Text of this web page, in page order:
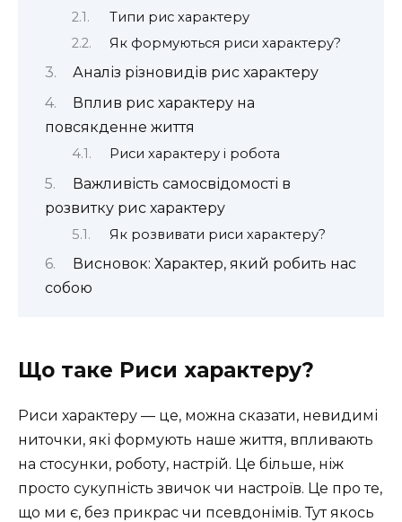
Типи рис характеру
Як формуються риси характеру?
Аналіз різновидів рис характеру
Вплив рис характеру на
повсякденне життя
Риси характеру і робота
Важливість самосвідомості в
розвитку рис характеру
Як розвивати риси характеру?
Висновок: Характер, який робить нас
собою
Що таке Риси характеру?
Риси характеру — це, можна сказати, невидимі
ниточки, які формують наше життя, впливають
на стосунки, роботу, настрій. Це більше, ніж
просто сукупність звичок чи настроїв. Це про те,
що ми є, без прикрас чи псевдонімів. Тут якось